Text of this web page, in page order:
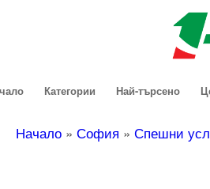
Категории Най-търсено
Начало » София » Спешни